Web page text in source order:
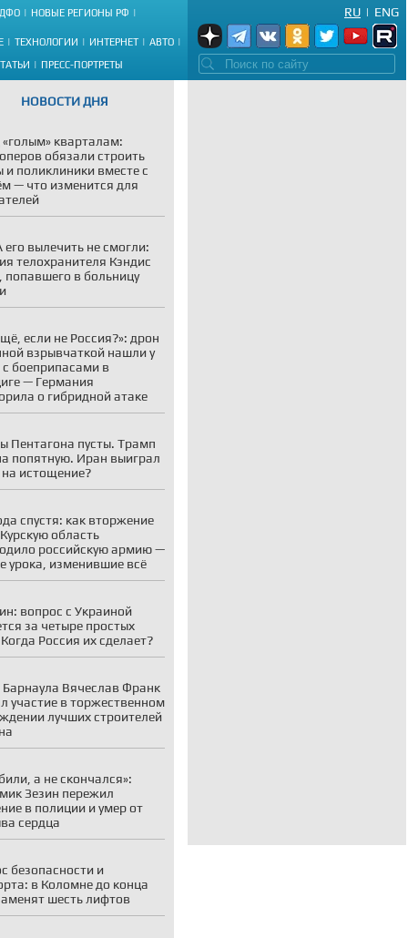
ДФО НОВЫЕ РЕГИОНЫ РФ
ТЕХНОЛОГИИ ИНТЕРНЕТ АВТО
ПРЕСС-ПОРТРЕТЫ
ENG
|
RU
НОВОСТИ ДНЯ
«голым» кварталам:
обязали строить
и поликлиники вместе с
— что изменится для
вылечить не смогли:
телохранителя Кэндис
попавшего в больницу
если не Россия?»: дрон
взрывчаткой нашли у
с боеприпасами в
— Германия
о гибридной атаке
Пентагона пусты. Трамп
попятную. Иран выиграл
на истощение?
спустя: как вторжение
область
российскую армию —
урока, изменившие всё
вопрос с Украиной
за четыре простых
Россия их сделает?
Барнаула Вячеслав Франк
участие в торжественном
лучших строителей
а не скончался»:
Зезин пережил
в полиции и умер от
сердца
безопасности и
в Коломне до конца
шесть лифтов